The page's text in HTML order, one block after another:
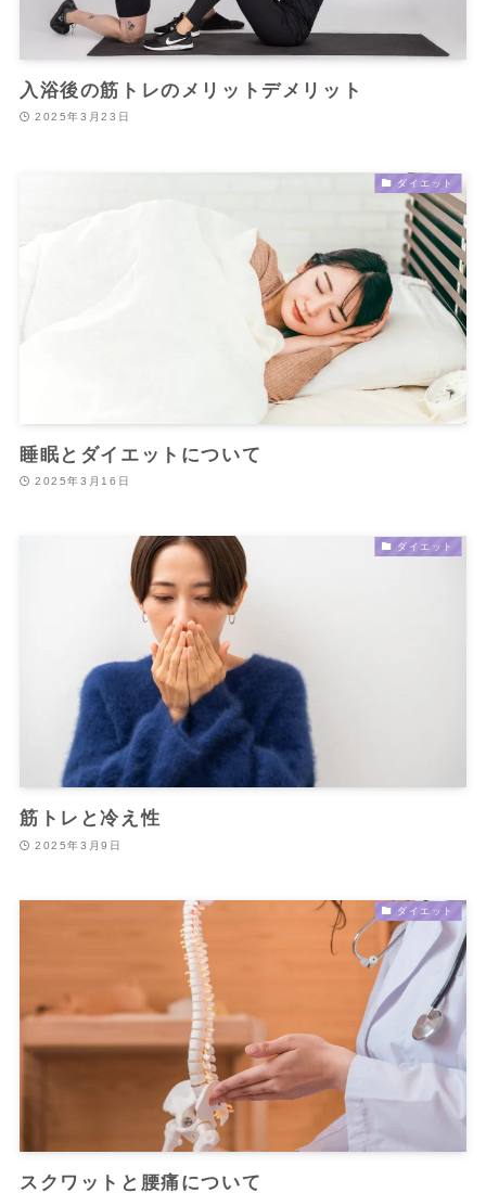
入浴後の筋トレのメリットデメリット
2025年3月23日
ダイエット
睡眠とダイエットについて
2025年3月16日
ダイエット
筋トレと冷え性
2025年3月9日
ダイエット
スクワットと腰痛について